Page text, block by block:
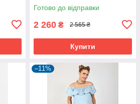
Готово до відправки
2 260 ₴ 2 565 ₴
Купити
–11%